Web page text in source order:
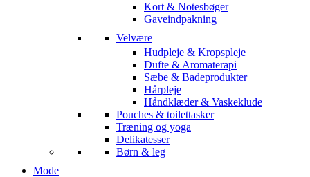
Kort & Notesbøger
Gaveindpakning
Velvære
Hudpleje & Kropspleje
Dufte & Aromaterapi
Sæbe & Badeprodukter
Hårpleje
Håndklæder & Vaskeklude
Pouches & toilettasker
Træning og yoga
Delikatesser
Børn & leg
Mode